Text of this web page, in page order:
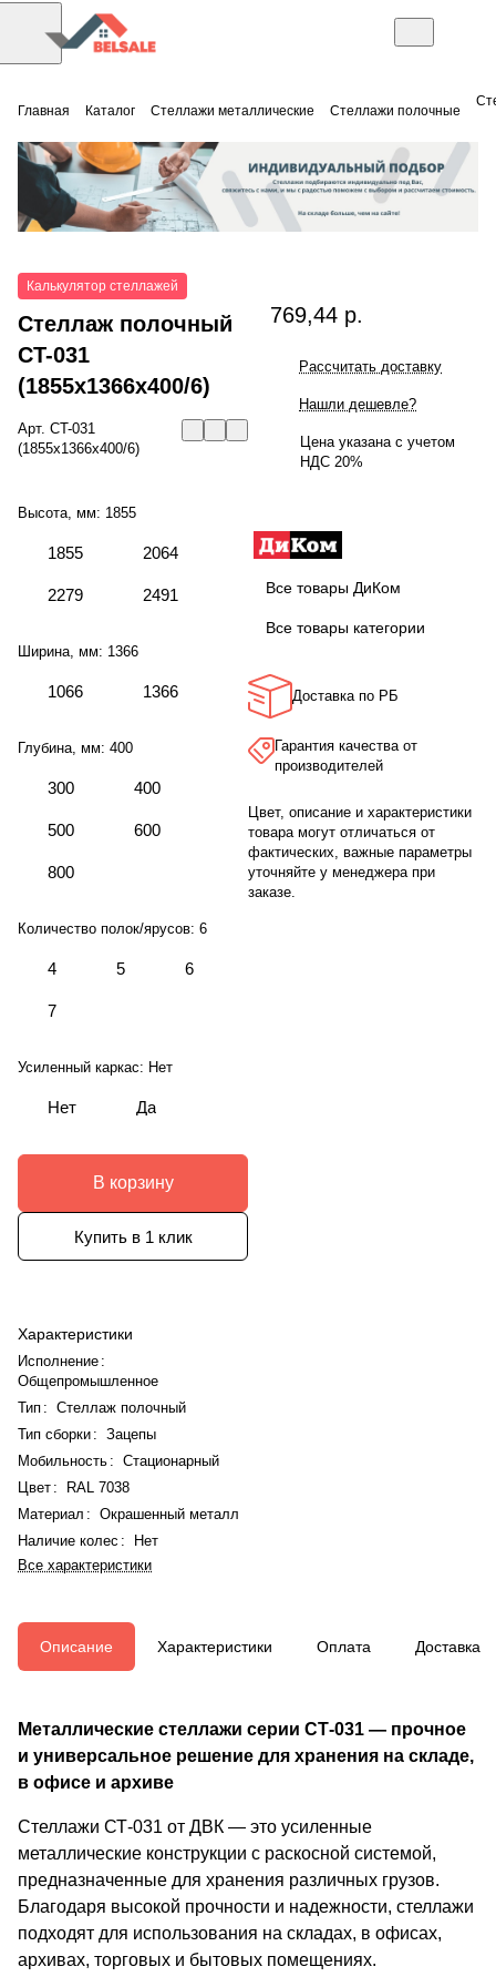
Главная Каталог Стеллажи металлические Стеллажи полочные
Калькулятор стеллажей
Стеллаж полочный
СT-031
(1855x1366x400/6)
Арт. СT-031
(1855x1366x400/6)
Высота, мм: 1855
1855 2064
2279 2491
Ширина, мм: 1366
1066 1366
Глубина, мм: 400
300 400
500 600
800
Количество полок/ярусов: 6
4 5 6
7
Усиленный каркас: Нет
Нет Да
В корзину
Купить в 1 клик
Характеристики
Исполнение :
Общепромышленное
Тип : Стеллаж полочный
Тип сборки: Зацепы
Мобильность : Стационарный
Цвет :
RAL 7038
Материал : Окрашенный металл
Наличие колес :
Нет
Все характеристики
769,44 р.
Рассчитать доставку
Нашли дешевле?
Цена указана с учетом
НДС 20%
Все товары ДиКом
Все товары категории
Доставка по РБ
Гарантия качества от
производителей
Цвет, описание и характеристики
товара могут отличаться от
фактических, важные параметры
уточняйте у менеджера при
заказе.
Описание Характеристики Оплата Доставка
Металлические стеллажи серии СТ-031 — прочное
и универсальное решение для хранения на складе,
в офисе и архиве
Стеллажи СТ-031 от ДВК — это усиленные
металлические конструкции с раскосной системой,
предназначенные для хранения различных грузов.
Благодаря высокой прочности и надежности, стеллажи
подходят для использования на складах, в офисах,
архивах, торговых и бытовых помещениях.